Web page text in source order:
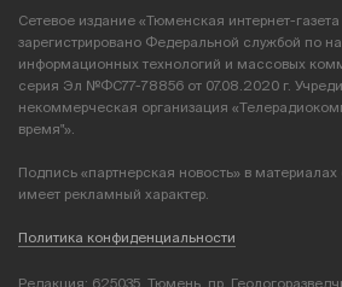
Сетевое издание «Тюменская интернет-газета
зарегистрировано Федеральной службой по
информационных технологий и массовых
серия Эл №ФС77-78856 от 07.08.2020 г.
некоммерческая организация
время"».
Подпись «партнерская новость» в
имеет рекламный характер.
Политика конфиденциальности
Редакция: 625035, Тюмень, пр.